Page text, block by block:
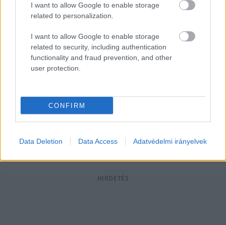
I want to allow Google to enable storage
related to personalization.
I want to allow Google to enable storage
related to security, including authentication
functionality and fraud prevention, and other
user protection.
CONFIRM
Data Deletion Data Access Adatvédelmi irányelvek
Kecskemét nem magától marad
tájékozott
a városban, aki elmagyarázza a
HIRDETÉS